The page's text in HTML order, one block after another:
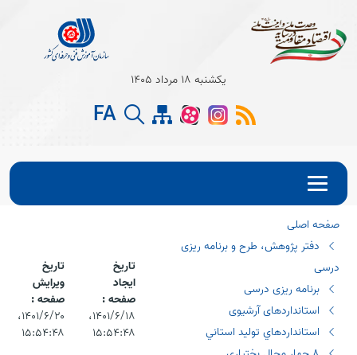
Open
یکشنبه 18 مرداد 1405
FA
صفحه اصلی
دفتر پژوهش، طرح و برنامه ریزی
درسی
برنامه ریزی درسی
استانداردهای آرشیوی
استانداردهاي توليد استاني
تاریخ
ایجاد
صفحه :
۱۴۰۱/۶/۱۸،‏
۱۵:۵۴:۴۸
تاریخ
ویرایش
صفحه :
۱۴۰۱/۶/۲۰،‏
۱۵:۵۴:۴۸